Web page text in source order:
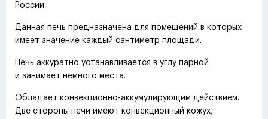
России
Данная печь предназначена для помещений в которых
имеет значение каждый сантиметр площади.
Печь аккуратно устанавливается в углу парной
и занимает немного места.
Обладает конвекционно-аккумулирующим действием.
Две стороны печи имеют конвекционный кожух,